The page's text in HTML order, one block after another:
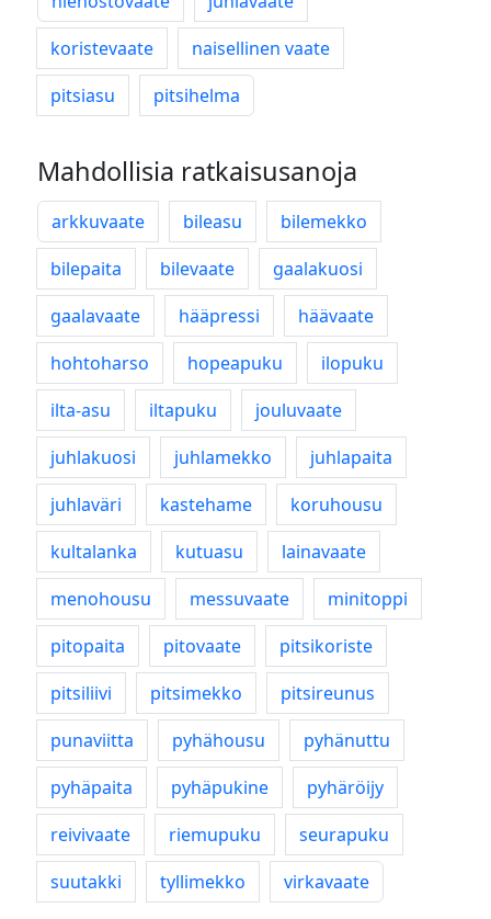
koristevaate
naisellinen vaate
pitsiasu
pitsihelma
Mahdollisia ratkaisusanoja
arkkuvaate bileasu
bilemekko
bilepaita
bilevaate
gaalakuosi
gaalavaate
hääpressi
häävaate
hohtoharso
hopeapuku
ilopuku
ilta-asu
iltapuku
jouluvaate
juhlakuosi
juhlamekko
juhlapaita
juhlaväri
kastehame
koruhousu
kultalanka
kutuasu
lainavaate
menohousu
messuvaate
minitoppi
pitopaita
pitovaate
pitsikoriste
pitsiliivi
pitsimekko
pitsireunus
punaviitta
pyhähousu
pyhänuttu
pyhäpaita
pyhäpukine
pyhäröijy
reivivaate
riemupuku
seurapuku
suutakki
tyllimekko virkavaate